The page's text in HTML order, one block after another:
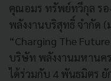
คุณอมร ทรัพย์ทวีกุล ร
พลังงานบริสุทธิ์ จำกัด (
“Charging The Future
บริษัท พลังงานมหานค
ได้ร่วมกับ 4 พันธมิตร